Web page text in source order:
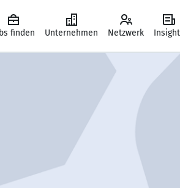
finden Unternehmen Netzwerk